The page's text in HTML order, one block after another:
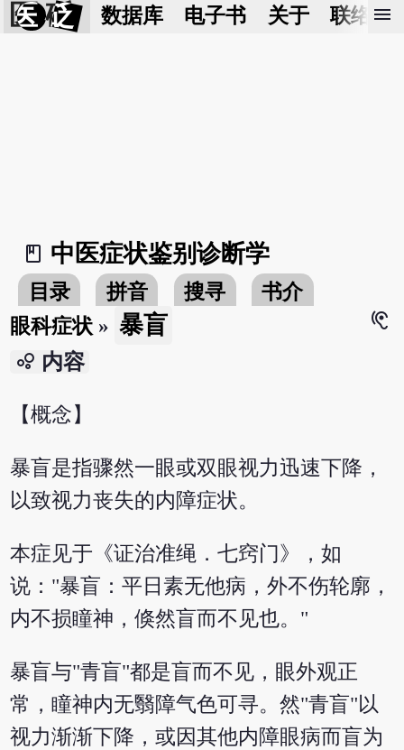
医 砭 数据库 电子书 关于 联络我
menu
book_2
中医症状鉴别诊断学
目录 拼音 搜寻
书介
眼科症状 » 暴盲
hearing
bubble_chart 内容
【概念】
暴盲是指骤然一眼或双眼视力迅速下降，
以致视力丧失的内障症状。
本症见于《证治准绳．七窍门》，如
说："暴盲：平日素无他病，外不伤轮廓，
内不损瞳神，倏然盲而不见也。"
暴盲与"青盲"都是盲而不见，眼外观正
常，瞳神内无翳障气色可寻。然"青盲"以
视力渐渐下降，或因其他内障眼病而盲为